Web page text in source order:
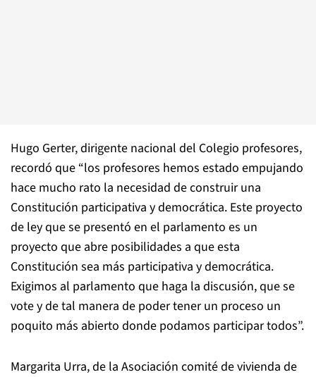
Hugo Gerter, dirigente nacional del Colegio profesores,
recordó que “los profesores hemos estado empujando
hace mucho rato la necesidad de construir una
Constitución participativa y democrática. Este proyecto
de ley que se presentó en el parlamento es un
proyecto que abre posibilidades a que esta
Constitución sea más participativa y democrática.
Exigimos al parlamento que haga la discusión, que se
vote y de tal manera de poder tener un proceso un
poquito más abierto donde podamos participar todos”.
Margarita Urra, de la Asociación comité de vivienda de